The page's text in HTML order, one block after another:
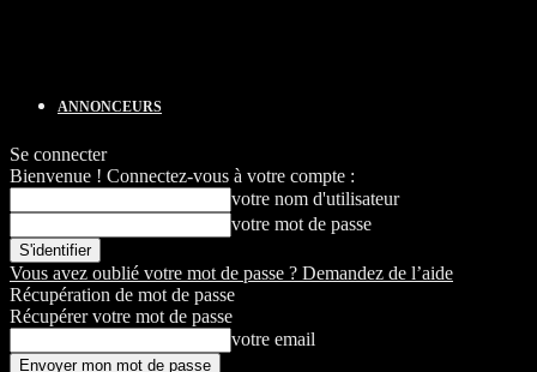
ANNONCEURS
Se connecter
Bienvenue ! Connectez-vous à votre compte :
votre nom d'utilisateur
votre mot de passe
Vous avez oublié votre mot de passe ? Demandez de l’aide
Récupération de mot de passe
Récupérer votre mot de passe
votre email